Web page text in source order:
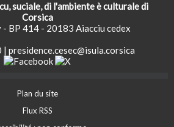
suciale, di l'ambiente è culturale di
Corsica
BP 414 - 20183 Aiacciu cedex
| presidence.cesec@isula.corsica
Plan du site
Flux RSS